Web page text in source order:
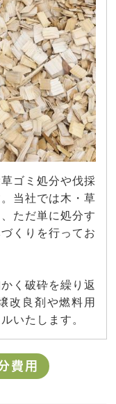
ゴミ処分や伐採
当社では木・草
ただ単に処分す
くりを行ってお
く破砕を繰り返
改良剤や燃料用
いたします。
費用